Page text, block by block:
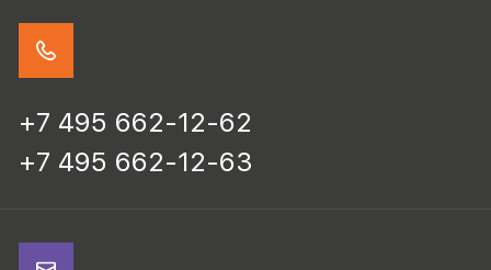
+7 495 662-12-62
+7 495 662-12-63